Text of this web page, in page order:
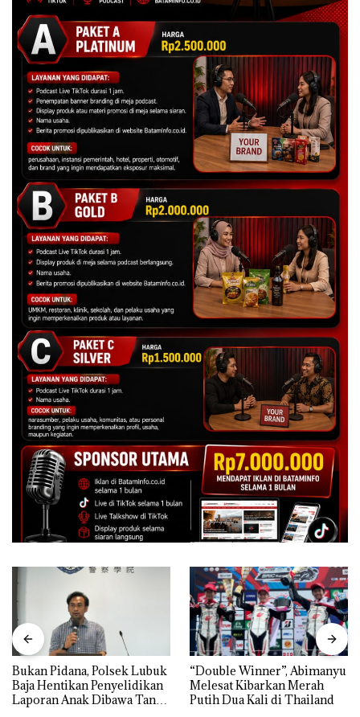
Bukan Pidana, Polsek Lubuk
Baja Hentikan Penyelidikan
Laporan Anak Dibawa Tanpa
“Double Winner”, Abimanyu
Melesat Kibarkan Merah
Putih Dua Kali di Thailand